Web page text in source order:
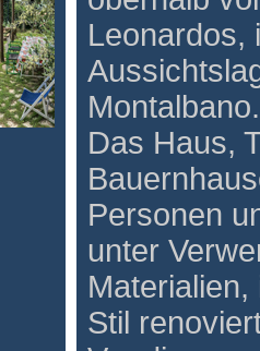
Leonardos,
Montalbano.
Das Haus,
Personen
unter
Stil